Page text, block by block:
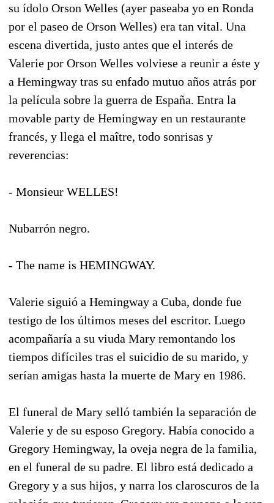
su ídolo Orson Welles (ayer paseaba yo en Ronda
por el paseo de Orson Welles) era tan vital. Una
escena divertida, justo antes que el interés de
Valerie por Orson Welles volviese a reunir a éste y
a Hemingway tras su enfado mutuo años atrás por
la película sobre la guerra de España. Entra la
movable party de Hemingway en un restaurante
francés, y llega el maître, todo sonrisas y
reverencias:
- Monsieur WELLES!
Nubarrón negro.
- The name is HEMINGWAY.
Valerie siguió a Hemingway a Cuba, donde fue
testigo de los últimos meses del escritor. Luego
acompañaría a su viuda Mary remontando los
tiempos difíciles tras el suicidio de su marido, y
serían amigas hasta la muerte de Mary en 1986.
El funeral de Mary selló también la separación de
Valerie y de su esposo Gregory. Había conocido a
Gregory Hemingway, la oveja negra de la familia,
en el funeral de su padre. El libro está dedicado a
Gregory y a sus hijos, y narra los claroscuros de la